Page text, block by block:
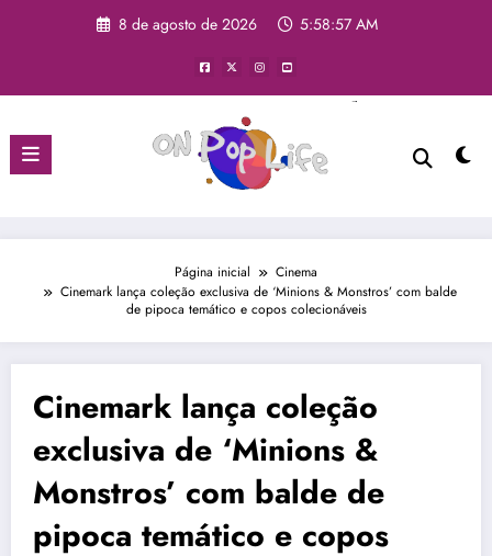
8 de agosto de 2026 5:58:57 AM
Página inicial
Cinema
Cinemark lança coleção exclusiva de ‘Minions & Monstros’ com balde
de pipoca temático e copos colecionáveis
Cinemark lança coleção
exclusiva de ‘Minions &
Monstros’ com balde de
pipoca temático e copos